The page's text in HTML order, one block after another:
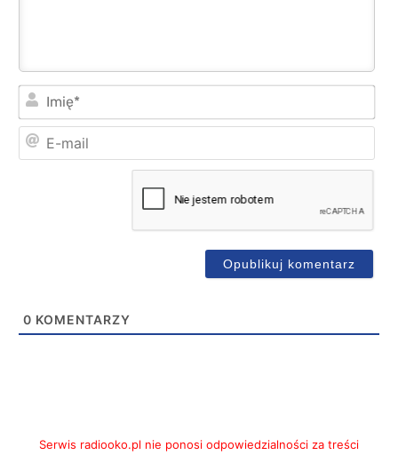
0 KOMENTARZY
Serwis radiooko.pl nie ponosi odpowiedzialności za treści